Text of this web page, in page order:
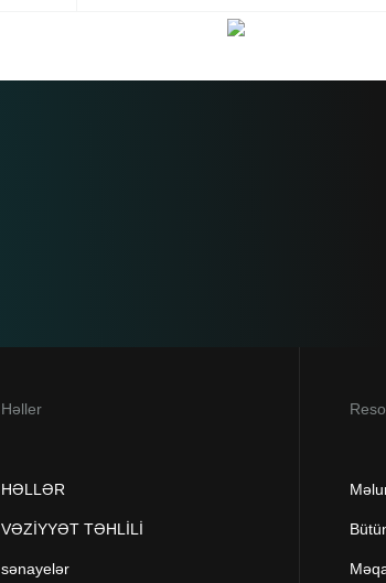
Həller
HƏLLƏR
VƏZİYYƏT TƏHLİLİ
sənayelər